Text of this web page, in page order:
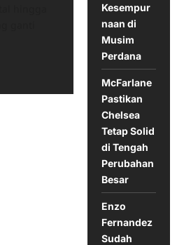
Kesempur
naan di
Musim
Perdana
McFarlane
Pastikan
Chelsea
Tetap Solid
di Tengah
Perubahan
Besar
Enzo
Fernandez
Sudah